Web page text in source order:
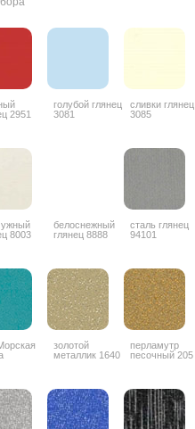
2951
голубой глянец
3081
сливки глянец
3085
8003
белоснежный
глянец 8888
сталь глянец
94101
золотой
металлик 1640
перламутр
песочный 205